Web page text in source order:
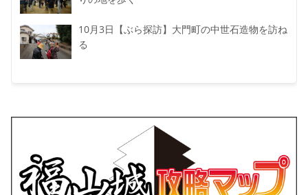
10月3日【ぶら探訪】大門町の中世石造物を訪ね
る